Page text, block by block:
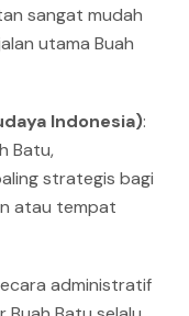
sangat mudah
utama Buah
Indonesia):
Batu,
strategis bagi
atau tempat
administratif